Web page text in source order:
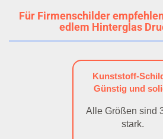
Für Firmenschilder
edlem Hinterglas
Kunststoff-
Günstig und
Alle Größen sind
stark.